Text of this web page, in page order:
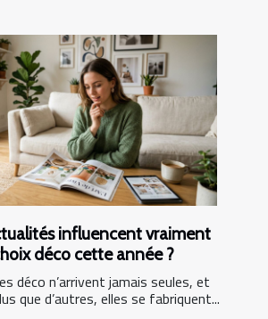
influencent vraiment
déco cette année ?
déco n’arrivent jamais seules, et
que d’autres, elles se fabriquent...